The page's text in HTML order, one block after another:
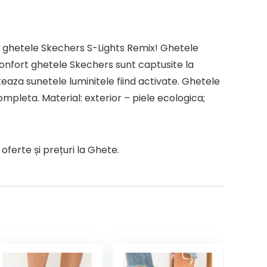
Skechers S-Lights Remix! Ghetele
ghetele Skechers sunt captusite la
sunetele luminitele fiind activate. Ghetele
Material: exterior – piele ecologica;
și prețuri la Ghete.